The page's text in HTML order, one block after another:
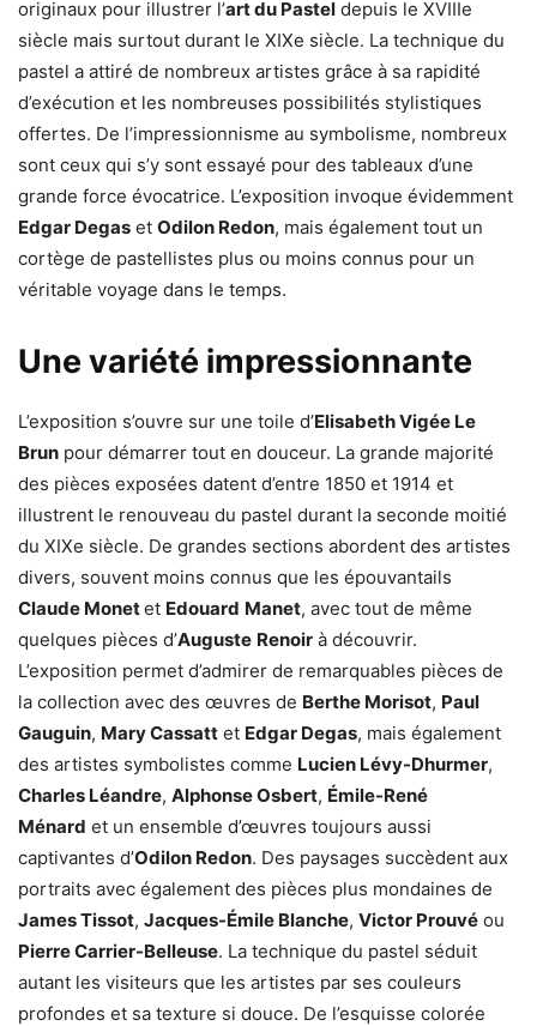
originaux pour illustrer l’art du Pastel depuis le XVIIIe
siècle mais surtout durant le XIXe siècle. La technique du
pastel a attiré de nombreux artistes grâce à sa rapidité
d’exécution et les nombreuses possibilités stylistiques
offertes. De l’impressionnisme au symbolisme, nombreux
sont ceux qui s’y sont essayé pour des tableaux d’une
grande force évocatrice. L’exposition invoque évidemment
Edgar Degas et Odilon Redon, mais également tout un
cortège de pastellistes plus ou moins connus pour un
véritable voyage dans le temps.
Une variété impressionnante
L’exposition s’ouvre sur une toile d’Elisabeth Vigée Le
Brun pour démarrer tout en douceur. La grande majorité
des pièces exposées datent d’entre 1850 et 1914 et
illustrent le renouveau du pastel durant la seconde moitié
du XIXe siècle. De grandes sections abordent des artistes
divers, souvent moins connus que les épouvantails
Claude Monetet Edouard Manet, avec tout de même
quelques pièces d’Auguste Renoir à découvrir.
L’exposition permet d’admirer de remarquables pièces de
la collection avec des œuvres de Berthe Morisot, Paul
Gauguin, Mary Cassatt et Edgar Degas, mais également
des artistes symbolistes comme Lucien Lévy-Dhurmer,
Charles Léandre, Alphonse Osbert, Émile-René
Ménard et un ensemble d’œuvres toujours aussi
captivantes d’Odilon Redon. Des paysages succèdent aux
portraits avec également des pièces plus mondaines de
James Tissot, Jacques-Émile Blanche, Victor Prouvé ou
Pierre Carrier-Belleuse. La technique du pastel séduit
autant les visiteurs que les artistes par ses couleurs
profondes et sa texture si douce. De l’esquisse colorée